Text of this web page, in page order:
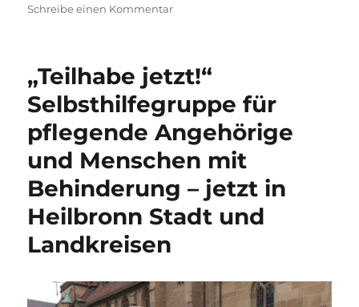
Schreibe einen Kommentarzu
Zauberschuhe
Eine
tolle
Doppellesung
unter
besonderen
Voraussetzungen
„Teilhabe jetzt!“
Selbsthilfegruppe für
pflegende Angehörige
und Menschen mit
Behinderung – jetzt in
Heilbronn Stadt und
Landkreisen